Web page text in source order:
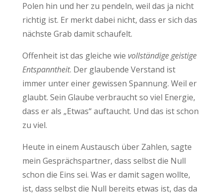
Polen hin und her zu pendeln, weil das ja nicht
richtig ist. Er merkt dabei nicht, dass er sich das
nächste Grab damit schaufelt.
Offenheit ist das gleiche wie vollständige geistige
Entspanntheit. Der glaubende Verstand ist
immer unter einer gewissen Spannung. Weil er
glaubt. Sein Glaube verbraucht so viel Energie,
dass er als „Etwas“ auftaucht. Und das ist schon
zu viel.
Heute in einem Austausch über Zahlen, sagte
mein Gesprächspartner, dass selbst die Null
schon die Eins sei. Was er damit sagen wollte,
ist, dass selbst die Null bereits etwas ist, das da